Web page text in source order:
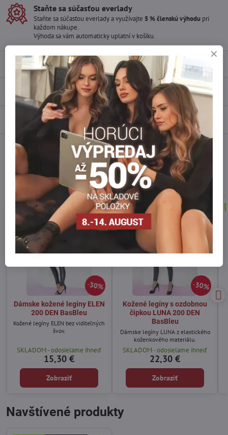
Staňte sa súčasťou everlady
Staňte sa súčasťou everlady a využívajte 5 % členskú výhodu pri
každom nákupe.
Výhoda sa vám automaticky uplatní v košíku.
Popis
Recenzie
0
TwitterBluesky PinterestReddit LinkedInWhatsApp
mail
Podobné produkty
30%
VÝPREDAJ
Dámske kožené legíny ELEN
200 DEN BasBleu
Kožené legíny ELEN bez viditeľných
švov.
SKLADOM - odosielame ihneď
15,30 €
Zobraziť
30%
VÝPREDAJ
Kožené legíny s ozdobnou
čipkou LUNA 200 DEN
BasBleu
Dámske legíny LUNA z elastického
koženkového materiálu.
SKLADOM - odosielame ihneď
22,30 €
Zobraziť
Navštívené produkty